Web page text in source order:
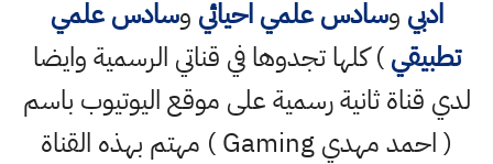
ادبي وسادس علمي احيائي وسادس علمي
تطبيقي) كلها تجدوها في قناتي الرسمية وايضا
لدي قناة ثانية رسمية على موقع اليوتيوب باسم
( احمد مهدي Gaming ) مهتم بهذه القناة